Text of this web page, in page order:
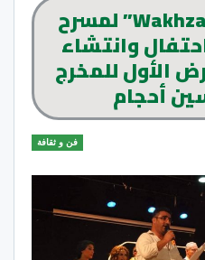
مسرحية “وخزة Wakhza” لمسرح
وانتشاء
الأول للمخرج
أحجام
فن و ثقافة